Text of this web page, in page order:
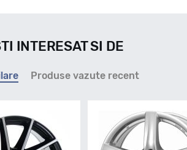
INTERESAT SI DE
Produse vazute recent